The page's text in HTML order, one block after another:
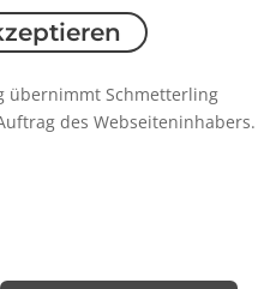
übernimmt Schmetterling
des Webseiteninhabers.